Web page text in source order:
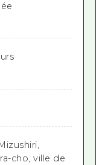
cho, ville de